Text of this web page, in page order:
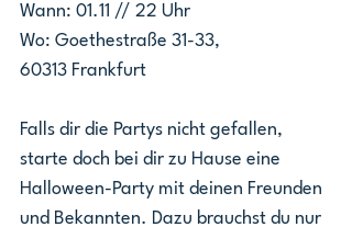
Wann: 01.11 // 22 Uhr
Wo: Goethestraße 31-33,
60313 Frankfurt
Falls dir die Partys nicht gefallen,
starte doch bei dir zu Hause eine
Halloween-Party mit deinen Freunden
und Bekannten. Dazu brauchst du nur